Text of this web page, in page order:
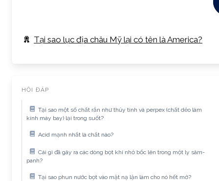
Tại sao lục địa châu Mỹ lại có tên là America?
HỎI ĐÁP
Tại sao một số chất rắn như thủy tinh và perpex (chất dẻo làm
kính máy bay) lại trong suốt?
Acid mạnh nhất là chất nào?
Cái gì đã gây ra các dòng bọt khí nhỏ bốc lên trong một ly sâm-
panh?
Tại sao phun nước bọt vào mặt nạ lặn làm cho nó hết mờ?